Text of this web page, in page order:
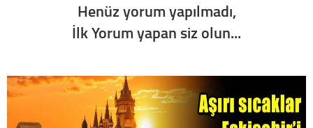
Henüz yorum yapılmadı,
İlk Yorum yapan siz olun...